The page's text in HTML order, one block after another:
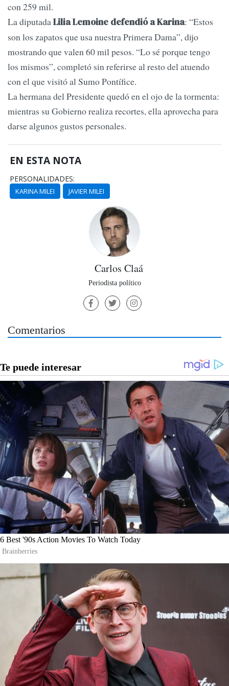
con 259 mil.
La diputadaLilia Lemoine defendió a Karina: “Estos
son los zapatos que usa nuestra Primera Dama”, dijo
mostrando que valen 60 mil pesos. “Lo sé porque tengo
los mismos”, completó sin referirse al resto del atuendo
con el que visitó al Sumo Pontífice.
La hermana del Presidente quedó en el ojo de la tormenta:
mientras su Gobierno realiza recortes, ella aprovecha para
darse algunos gustos personales.
EN ESTA NOTA
PERSONALIDADES:
KARINA MILEI JAVIER MILEI
Carlos Claá
Periodista político
Comentarios